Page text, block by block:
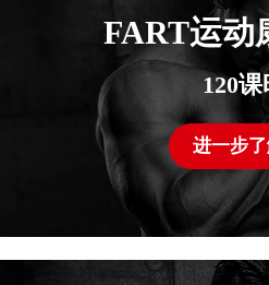
FART运动
120课
进一步